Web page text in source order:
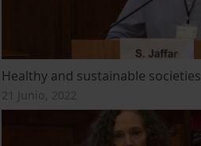
Healthy and sustainable societies
21 Junio, 2022